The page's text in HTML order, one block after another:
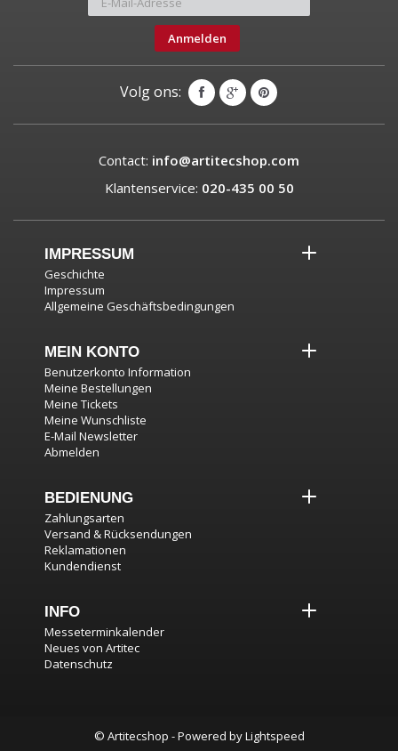
Anmelden
Volg ons:
Contact: info@artitecshop.com
Klantenservice: 020-435 00 50
IMPRESSUM
Geschichte
Impressum
Allgemeine Geschäftsbedingungen
MEIN KONTO
Benutzerkonto Information
Meine Bestellungen
Meine Tickets
Meine Wunschliste
E-Mail Newsletter
Abmelden
BEDIENUNG
Zahlungsarten
Versand & Rücksendungen
Reklamationen
Kundendienst
INFO
Messeterminkalender
Neues von Artitec
Datenschutz
© Artitecshop - Powered byLightspeed